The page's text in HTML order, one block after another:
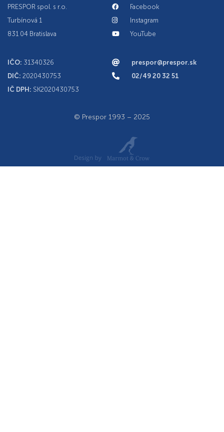
PRESPOR spol. s r.o.
Turbínová 1
831 04 Bratislava
IČO: 31340326
DIČ: 2020430753
IČ DPH: SK2020430753
Facebook
Instagram
YouTube
prespor@prespor.sk
02/49 20 32 51
© Prespor 1993 – 2025